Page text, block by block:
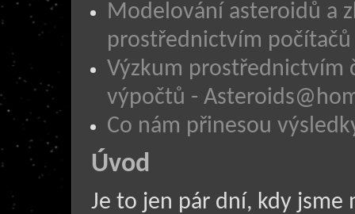
Modelování asteroidů a
prostřednictvím počítačů
Výzkum prostřednictvím
výpočtů -
Co nám přinesou
Úvod
Je to jen pár dní, kdy